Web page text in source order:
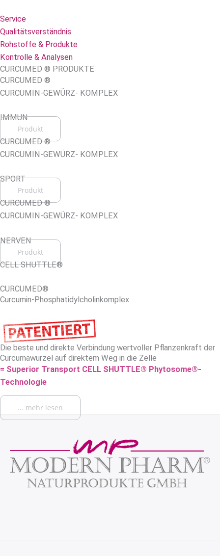
Service
Qualitätsverständnis
Rohstoffe & Produkte
Kontrolle & Analysen
CURCUMED ® PRODUKTE
CURCUMED ®
CURCUMIN-GEWÜRZ- KOMPLEX
IMMUN
Produkt
CURCUMED ®
CURCUMIN-GEWÜRZ- KOMPLEX
SPORT
Produkt
CURCUMED ®
CURCUMIN-GEWÜRZ- KOMPLEX
NERVEN
Produkt
CELL SHUTTLE®
CURCUMED®
Curcumin-Phosphatidylcholinkomplex
Die beste und direkte Verbindung wertvoller Pflanzenkraft der
Curcumawurzel auf direktem Weg in die Zelle
= Superior Transport CELL SHUTTLE® Phytosome®-
Technologie
... mehr lesen